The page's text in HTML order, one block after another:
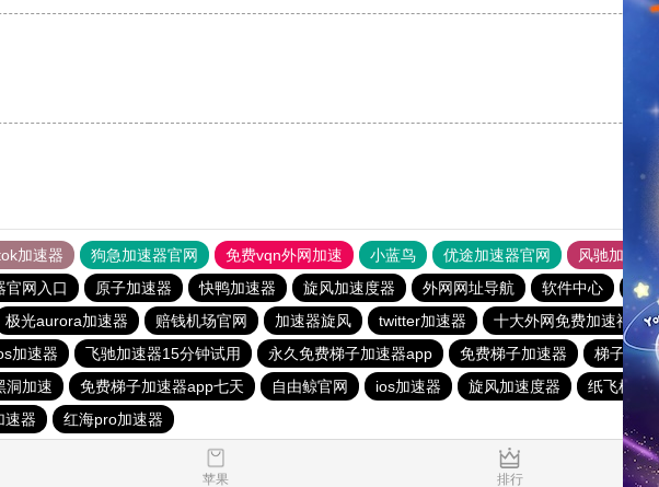
加速器 狗急加速器官网 免费vqn外网加速 小蓝鸟 优途加速器官网 风驰加速器
官网入口 原子加速器 快鸭加速器 旋风加速度器 外网网址导航 软件中心 雷
极光aurora加速器 赔钱机场官网 加速器旋风 twitter加速器 十大外网免费加速神器
加速器 飞驰加速器15分钟试用 永久免费梯子加速器app 免费梯子加速器 梯子软件
洞加速 免费梯子加速器app七天 自由鲸官网 ios加速器 旋风加速度器 纸飞机加
速器 红海pro加速器
苹果 排行